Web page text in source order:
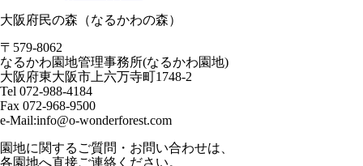
大阪府民の森（なるかわの森）
〒579-8062
なるかわ園地管理事務所(なるかわ園地)
大阪府東大阪市上六万寺町1748-2
Tel 072-988-4184
Fax 072-968-9500
e-Mail:info@o-wonderforest.com
園地に関するご質問・お問い合わせは、
各園地へ直接ご連絡ください。